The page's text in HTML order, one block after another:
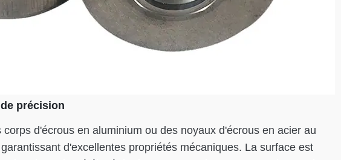
précision
d'écrous en aluminium ou des noyaux d'écrous en acier au
d'excellentes propriétés mécaniques. La surface est